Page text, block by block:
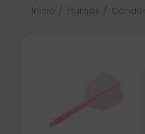
Inicio Plumas Condor